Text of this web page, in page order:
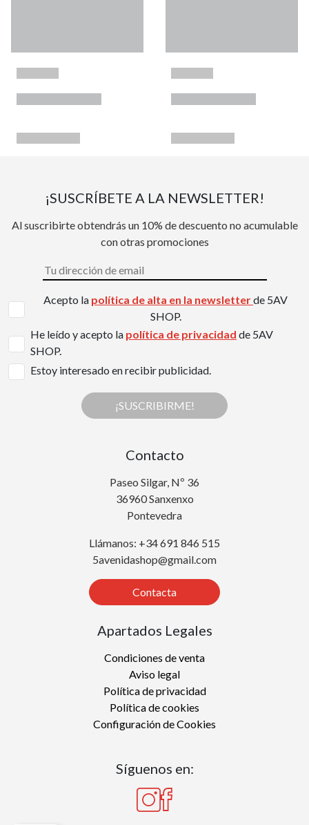
¡SUSCRÍBETE A LA NEWSLETTER!
Al suscribirte obtendrás un 10% de descuento no acumulable
con otras promociones
Acepto la política de alta en la newsletterde 5AV
SHOP.
He leído y acepto la política de privacidad de 5AV
SHOP.
Estoy interesado en recibir publicidad.
¡SUSCRIBIRME!
Contacto
Paseo Silgar, Nº 36
36960 Sanxenxo
Pontevedra
Llámanos: +34 691 846 515
5avenidashop@gmail.com
Contacta
Apartados Legales
Condiciones de venta
Aviso legal
Política de privacidad
Política de cookies
Configuración de Cookies
Síguenos en: